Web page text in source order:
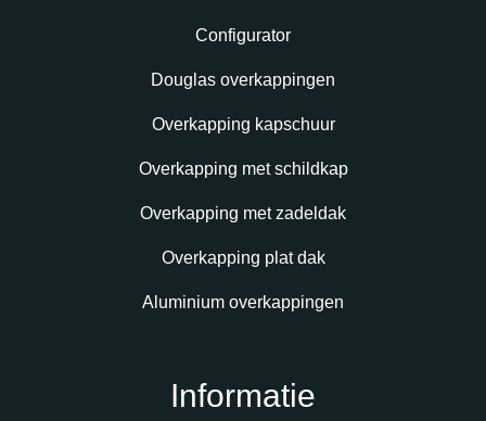
Configurator
Douglas overkappingen
Overkapping kapschuur
Overkapping met schildkap
Overkapping met zadeldak
Overkapping plat dak
Aluminium overkappingen
Informatie